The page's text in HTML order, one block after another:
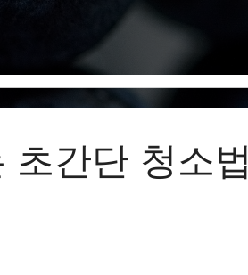
초간단 청소법